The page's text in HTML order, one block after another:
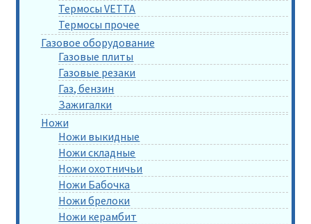
Термосы VETTA
Термосы прочее
Газовое оборудование
Газовые плиты
Газовые резаки
Газ, бензин
Зажигалки
Ножи
Ножи выкидные
Ножи складные
Ножи охотничьи
Ножи Бабочка
Ножи брелоки
Ножи керамбит